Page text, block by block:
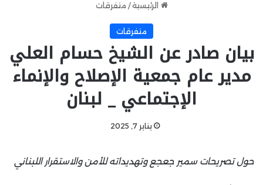
الرئيسية / متفرقات
متفرقات
بيان صادر عن الشيخ حسام العلي
مدير عام جمعية الإصلاح والإنماء
الإجتماعي _ لبنان
يناير 7, 2025
حول تصريحات سمير جعجع وتهديداته للأمن والاستقرار اللبناني